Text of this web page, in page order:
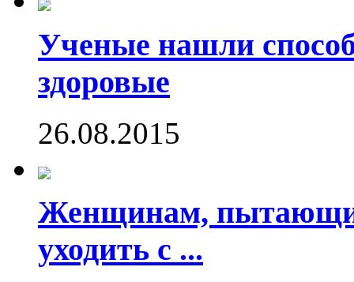
Ученые нашли
здоровые
26.08.2015
Женщинам,
уходить с ...